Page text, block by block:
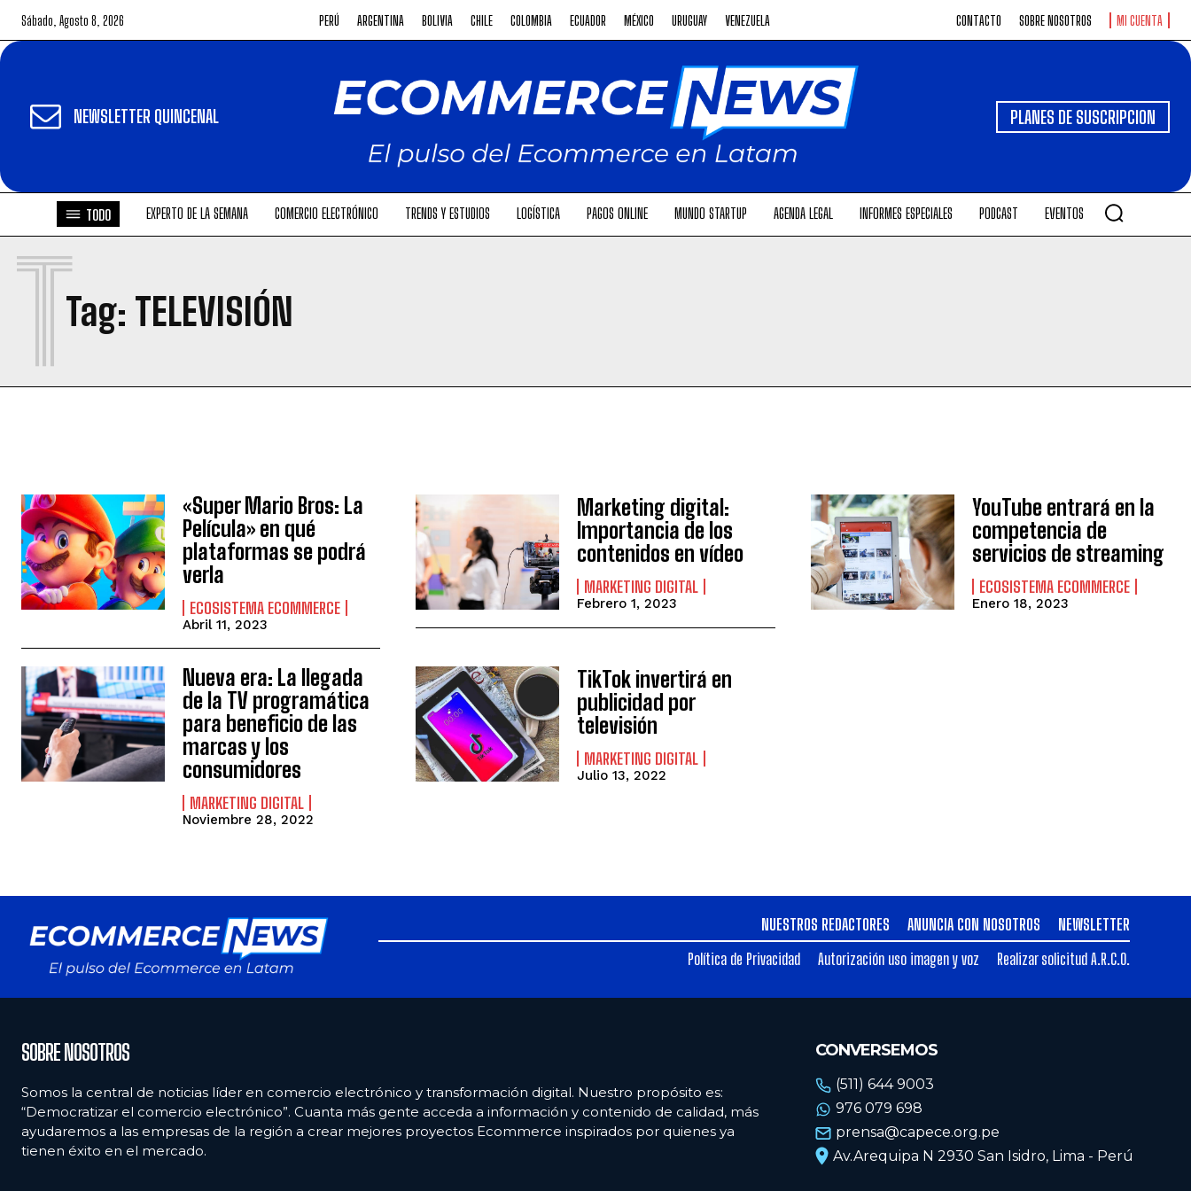
Sábado, Agosto 8, 2026 PERÚ ARGENTINA BOLIVIA CHILE COLOMBIA ECUADOR MÉXICO URUGUAY VENEZUELA CONTACTO SOBRE NOSOTROS MI CUENTA
NEWSLETTER QUINCENAL PLANES DE SUSCRIPCION
TODO EXPERTO DE LA SEMANA COMERCIO ELECTRÓNICO TRENDS Y ESTUDIOS LOGÍSTICA PAGOS ONLINE MUNDO STARTUP AGENDA LEGAL INFORMES ESPECIALES PODCAST EVENTOS
Tag: TELEVISIÓN
T
«Super Mario Bros: La
Película» en qué
plataformas se podrá
verla
ECOSISTEMA ECOMMERCE
Abril 11, 2023
Marketing digital:
Importancia de los
contenidos en vídeo
MARKETING DIGITAL
Febrero 1, 2023
YouTube entrará en la
competencia de
servicios de streaming
ECOSISTEMA ECOMMERCE
Enero 18, 2023
Nueva era: La llegada
de la TV programática
para beneficio de las
marcas y los
consumidores
MARKETING DIGITAL
Noviembre 28, 2022
TikTok invertirá en
publicidad por
televisión
MARKETING DIGITAL
Julio 13, 2022
NUESTROS REDACTORES ANUNCIA CON NOSOTROS
NEWSLETTER
Política de Privacidad
Autorización uso imagen y voz Realizar solicitud A.R.C.O.
SOBRE NOSOTROS
Somos la central de noticias líder en comercio electrónico y transformación digital. Nuestro propósito es:
“Democratizar el comercio electrónico”. Cuanta más gente acceda a información y contenido de calidad, más
ayudaremos a las empresas de la región a crear mejores proyectos Ecommerce inspirados por quienes ya
tienen éxito en el mercado.
CONVERSEMOS
(511) 644 9003
976 079 698
prensa@capece.org.pe
Av.Arequipa N 2930 San Isidro, Lima - Perú